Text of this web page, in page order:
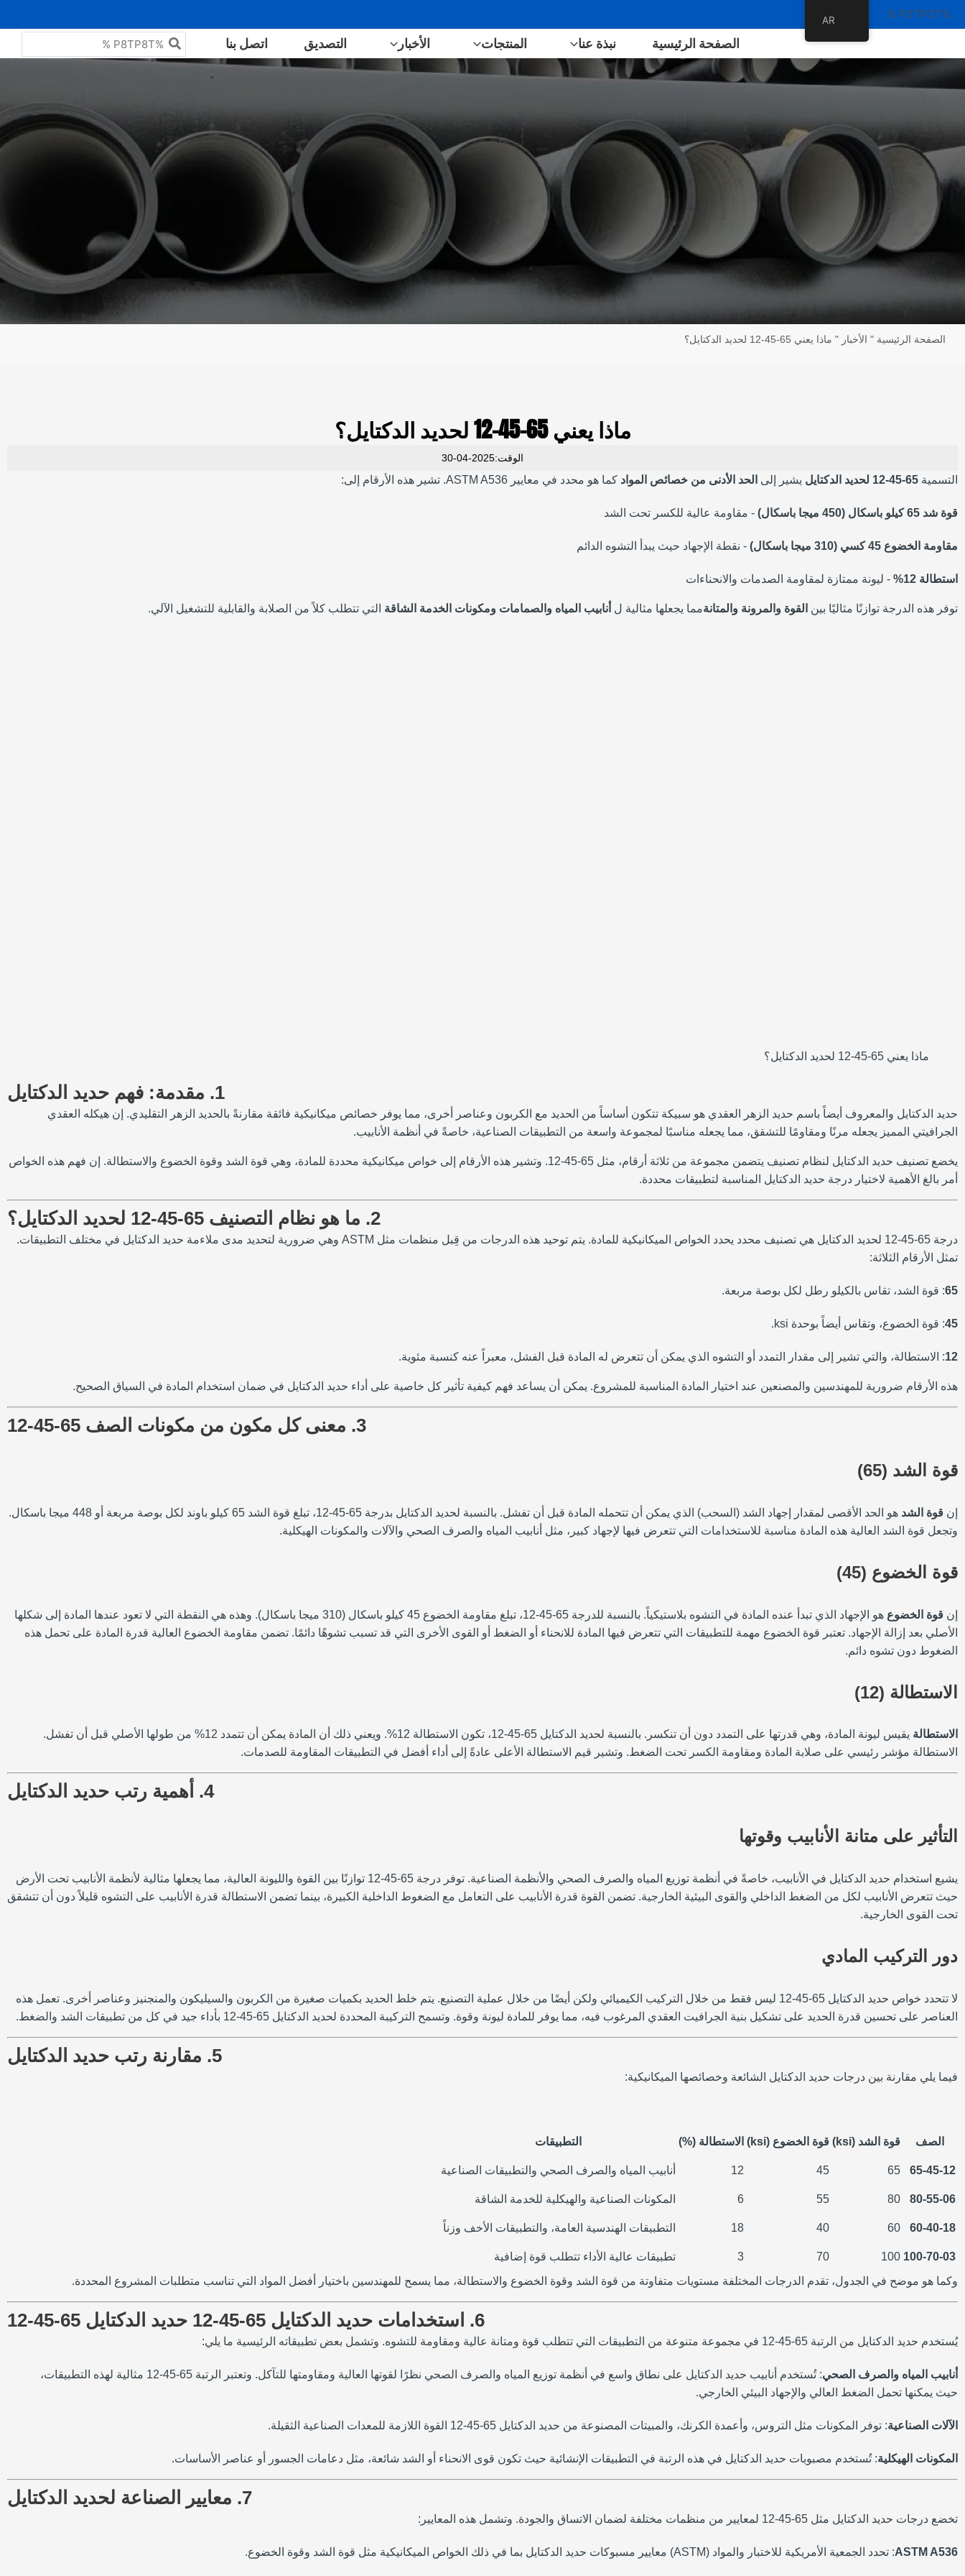
容
%P3TP3T %
الصفحة الرئيسية نبذة عنا المنتجات الأخبار التصديق اتصل بنا
البحث
عن:
الصفحة الرئيسية " الأخبار " ماذا يعني 65-45-12 لحديد الدكتايل؟
ماذا يعني 65-45-12 لحديد الدكتايل؟
الوقت:2025-04-30
التسمية 65-45-12 لحديد الدكتايل يشير إلى الحد الأدنى من خصائص المواد كما هو محدد في معايير ASTM A536. تشير هذه الأرقام إلى:
قوة شد 65 كيلو باسكال (450 ميجا باسكال) - مقاومة عالية للكسر تحت الشد
مقاومة الخضوع 45 كسي (310 ميجا باسكال) - نقطة الإجهاد حيث يبدأ التشوه الدائم
استطالة 12% - ليونة ممتازة لمقاومة الصدمات والانحناءات
توفر هذه الدرجة توازنًا مثاليًا بين القوة والمرونة والمتانةمما يجعلها مثالية ل أنابيب المياه والصمامات ومكونات الخدمة الشاقة التي تتطلب كلاً من الصلابة والقابلية للتشغيل الآلي.
ماذا يعني 65-45-12 لحديد الدكتايل؟
1. مقدمة: فهم حديد الدكتايل
حديد الدكتايل والمعروف أيضاً باسم حديد الزهر العقدي هو سبيكة تتكون أساساً من الحديد مع الكربون وعناصر أخرى، مما يوفر خصائص ميكانيكية فائقة مقارنةً بالحديد الزهر التقليدي. إن هيكله العقدي
الجرافيتي المميز يجعله مرنًا ومقاومًا للتشقق، مما يجعله مناسبًا لمجموعة واسعة من التطبيقات الصناعية، خاصةً في أنظمة الأنابيب.
يخضع تصنيف حديد الدكتايل لنظام تصنيف يتضمن مجموعة من ثلاثة أرقام، مثل 65-45-12. وتشير هذه الأرقام إلى خواص ميكانيكية محددة للمادة، وهي قوة الشد وقوة الخضوع والاستطالة. إن فهم هذه الخواص
أمر بالغ الأهمية لاختيار درجة حديد الدكتايل المناسبة لتطبيقات محددة.
2. ما هو نظام التصنيف 65-45-12 لحديد الدكتايل؟
درجة 65-45-12 لحديد الدكتايل هي تصنيف محدد يحدد الخواص الميكانيكية للمادة. يتم توحيد هذه الدرجات من قِبل منظمات مثل ASTM وهي ضرورية لتحديد مدى ملاءمة حديد الدكتايل في مختلف التطبيقات.
تمثل الأرقام الثلاثة:
65: قوة الشد، تقاس بالكيلو رطل لكل بوصة مربعة.
45: قوة الخضوع، وتقاس أيضاً بوحدة ksi.
12: الاستطالة، والتي تشير إلى مقدار التمدد أو التشوه الذي يمكن أن تتعرض له المادة قبل الفشل، معبراً عنه كنسبة مئوية.
هذه الأرقام ضرورية للمهندسين والمصنعين عند اختيار المادة المناسبة للمشروع. يمكن أن يساعد فهم كيفية تأثير كل خاصية على أداء حديد الدكتايل في ضمان استخدام المادة في السياق الصحيح.
3. معنى كل مكون من مكونات الصف 65-45-12
قوة الشد (65)
إن قوة الشد
هو الحد الأقصى لمقدار إجهاد الشد (السحب) الذي يمكن أن تتحمله المادة قبل أن تفشل. بالنسبة لحديد الدكتايل بدرجة 65-45-12، تبلغ قوة الشد 65 كيلو باوند لكل بوصة مربعة أو 448 ميجا باسكال.
وتجعل قوة الشد العالية هذه المادة مناسبة للاستخدامات التي تتعرض فيها لإجهاد كبير، مثل أنابيب المياه والصرف الصحي والآلات والمكونات الهيكلية.
قوة الخضوع (45)
إن قوة الخضوع
هو الإجهاد الذي تبدأ عنده المادة في التشوه بلاستيكياً. بالنسبة للدرجة 65-45-12، تبلغ مقاومة الخضوع 45 كيلو باسكال (310 ميجا باسكال). وهذه هي النقطة التي لا تعود عندها المادة إلى شكلها
الأصلي بعد إزالة الإجهاد. تعتبر قوة الخضوع مهمة للتطبيقات التي تتعرض فيها المادة للانحناء أو الضغط أو القوى الأخرى التي قد تسبب تشوهًا دائمًا. تضمن مقاومة الخضوع العالية قدرة المادة على تحمل هذه
الضغوط دون تشوه دائم.
الاستطالة (12)
الاستطالة
يقيس ليونة المادة، وهي قدرتها على التمدد دون أن تنكسر. بالنسبة لحديد الدكتايل 65-45-12، تكون الاستطالة 12%. ويعني ذلك أن المادة يمكن أن تتمدد 12% من طولها الأصلي قبل أن تفشل.
الاستطالة مؤشر رئيسي على صلابة المادة ومقاومة الكسر تحت الضغط. وتشير قيم الاستطالة الأعلى عادةً إلى أداء أفضل في التطبيقات المقاومة للصدمات.
4. أهمية رتب حديد الدكتايل
التأثير على متانة الأنابيب وقوتها
يشيع استخدام حديد الدكتايل في الأنابيب، خاصةً في أنظمة توزيع المياه والصرف الصحي والأنظمة الصناعية. توفر درجة 65-45-12 توازنًا بين القوة والليونة العالية، مما يجعلها مثالية لأنظمة الأنابيب تحت الأرض
حيث تتعرض الأنابيب لكل من الضغط الداخلي والقوى البيئية الخارجية. تضمن القوة قدرة الأنابيب على التعامل مع الضغوط الداخلية الكبيرة، بينما تضمن الاستطالة قدرة الأنابيب على التشوه قليلاً دون أن تتشقق
تحت القوى الخارجية.
دور التركيب المادي
لا تتحدد خواص حديد الدكتايل 65-45-12 ليس فقط من خلال التركيب الكيميائي ولكن أيضًا من خلال عملية التصنيع. يتم خلط الحديد بكميات صغيرة من الكربون والسيليكون والمنجنيز وعناصر أخرى. تعمل هذه
العناصر على تحسين قدرة الحديد على تشكيل بنية الجرافيت العقدي المرغوب فيه، مما يوفر للمادة ليونة وقوة. وتسمح التركيبة المحددة لحديد الدكتايل 65-45-12 بأداء جيد في كل من تطبيقات الشد والضغط.
5. مقارنة رتب حديد الدكتايل
فيما يلي مقارنة بين درجات حديد الدكتايل الشائعة وخصائصها الميكانيكية:
الصف قوة الشد (ksi) قوة الخضوع (ksi) الاستطالة (%) التطبيقات
65-45-12
65
45
12 أنابيب المياه والصرف الصحي والتطبيقات الصناعية
80-55-06
80
55
6 المكونات الصناعية والهيكلية للخدمة الشاقة
60-40-18
60
40
18 التطبيقات الهندسية العامة، والتطبيقات الأخف وزناً
100-70-03
100
70
3
تطبيقات عالية الأداء تتطلب قوة إضافية
وكما هو موضح في الجدول، تقدم الدرجات المختلفة مستويات متفاوتة من قوة الشد وقوة الخضوع والاستطالة، مما يسمح للمهندسين باختيار أفضل المواد التي تناسب متطلبات المشروع المحددة.
6. استخدامات حديد الدكتايل 65-45-12 حديد الدكتايل 65-45-12
يُستخدم حديد الدكتايل من الرتبة 65-45-12 في مجموعة متنوعة من التطبيقات التي تتطلب قوة ومتانة عالية ومقاومة للتشوه. وتشمل بعض تطبيقاته الرئيسية ما يلي:
أنابيب المياه والصرف الصحي
: تُستخدم أنابيب حديد الدكتايل على نطاق واسع في أنظمة توزيع المياه والصرف الصحي نظرًا لقوتها العالية ومقاومتها للتآكل. وتعتبر الرتبة 65-45-12 مثالية لهذه التطبيقات،
حيث يمكنها تحمل الضغط العالي والإجهاد البيئي الخارجي.
الآلات الصناعية: توفر المكونات مثل التروس، وأعمدة الكرنك، والمبيتات المصنوعة من حديد الدكتايل 65-45-12 القوة اللازمة للمعدات الصناعية الثقيلة.
المكونات الهيكلية: تُستخدم مصبوبات حديد الدكتايل في هذه الرتبة في التطبيقات الإنشائية حيث تكون قوى الانحناء أو الشد شائعة، مثل دعامات الجسور أو عناصر الأساسات.
7. معايير الصناعة لحديد الدكتايل
تخضع درجات حديد الدكتايل مثل 65-45-12 لمعايير من منظمات مختلفة لضمان الاتساق والجودة. وتشمل هذه المعايير:
ASTM A536: تحدد الجمعية الأمريكية للاختبار والمواد (ASTM) معايير مسبوكات حديد الدكتايل بما في ذلك الخواص الميكانيكية مثل قوة الشد وقوة الخضوع.
AR